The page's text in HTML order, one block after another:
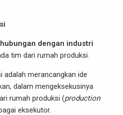
dengan industri
tim dari rumah produksi.
adalah merancangkan ide
dalam mengeksekusinya
rumah produksi (production
eksekutor.